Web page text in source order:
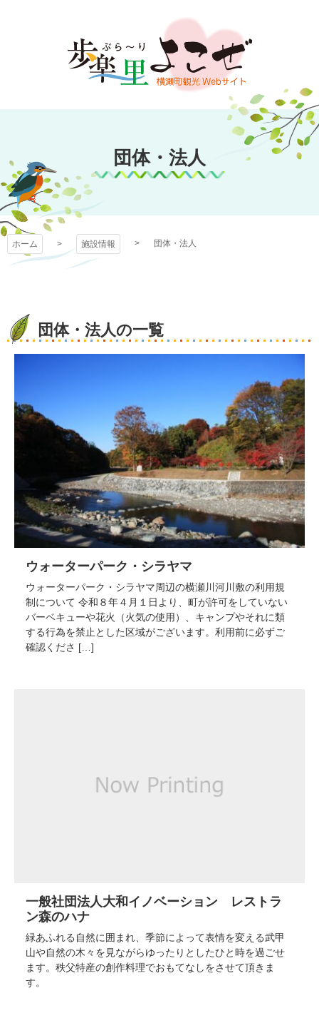
文
キ
プ
歩楽～里（ぶら～
り）よこぜ
団体・法人
ホーム 施設情報 団体・法人
団体・法人の一覧
ウォーターパーク・シラヤマ
ウォーターパーク・シラヤマ周辺の横瀬川河川敷の利用規
制について 令和８年４月１日より、町が許可をしていない
バーベキューや花火（火気の使用）、キャンプやそれに類
する行為を禁止とした区域がございます。利用前に必ずご
確認くださ […]
一般社団法人大和イノベーション レストラ
ン森のハナ
緑あふれる自然に囲まれ、季節によって表情を変える武甲
山や自然の木々を見ながらゆったりとしたひと時を過ごせ
ます。秩父特産の創作料理でおもてなしをさせて頂きま
す。